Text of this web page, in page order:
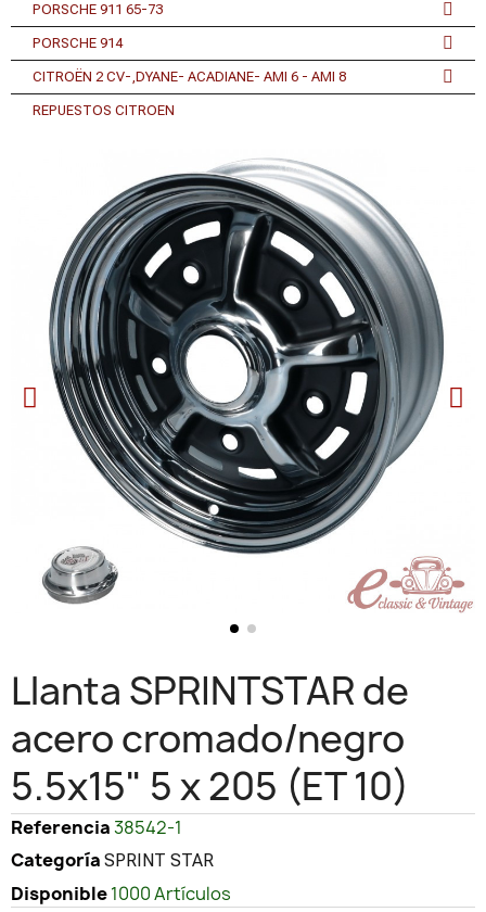
PORSCHE 911 65-73
PORSCHE 914
CITROËN 2 CV-,DYANE- ACADIANE- AMI 6 - AMI 8
REPUESTOS CITROEN
Llanta SPRINTSTAR de
acero cromado/negro
5.5x15" 5 x 205 (ET 10)
Referencia38542-1
Categoría SPRINT STAR
Disponible1000 Artículos